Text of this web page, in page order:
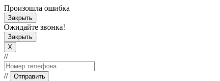
Произошла ошибка
Закрыть
Ожидайте звонка!
Закрыть
X
//
// Отправить